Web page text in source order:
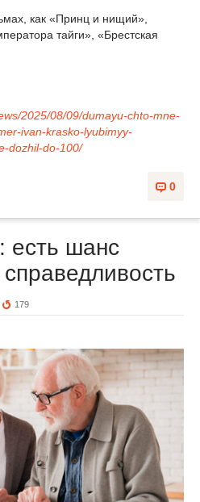
как «Принц и нищий»,
тайги», «Брестская
2025/08/09/dumayu-chto-mne-
ivan-krasko-lyubimyy-
dozhil-do-100/
0
есть шанс
179